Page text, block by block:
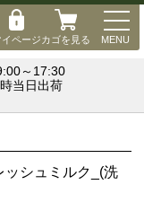
イページカゴを見る MENU
～17:30
当日出荷
シュミルク_(洗